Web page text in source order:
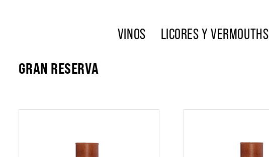
VINOS LICORES Y VERMOUTHS
GRAN RESERVA